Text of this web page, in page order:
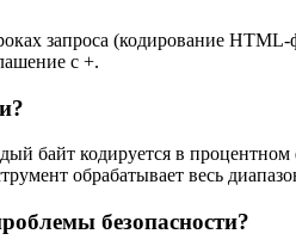
запроса (кодирование
с +.
байт кодируется в
обрабатывает весь
безопасности?